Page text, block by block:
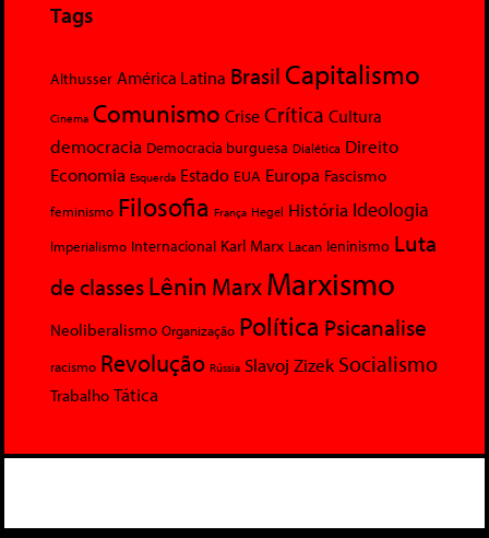
Tags
Althusser América Latina Brasil Capitalismo
Cinema Comunismo Crise Crítica Cultura
democracia Democracia burguesa Dialética Direito
Economia Esquerda Estado EUA Europa Fascismo
feminismo Filosofia França Hegel História Ideologia
Imperialismo Internacional Karl Marx Lacan leninismo Luta
de classesLênin MarxMarxismo
Neoliberalismo Organização Política Psicanalise
racismo Revolução Rússia Slavoj Zizek Socialismo
Trabalho Tática